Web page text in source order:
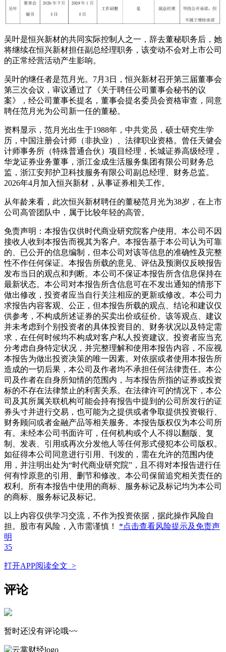
吴叶是恒兴新材的共同实际控制人之一，辞去董秘职务后，她
将继续在恒兴新材担任副总经理职务，该变动不会对上市公司
的正常经营活动产生影响。
吴叶的继任者是范月光。7月3日，恒兴新材召开第三届董事会
第三次会议，审议通过了《关于聘任公司董事会秘书的议
案》，经公司董事长提名，董事会提名委员会资格审查，同意
聘任范月光为公司新一任的董秘。
资料显示，范月光出生于1988年，中共党员，硕士研究生学
历，中国注册会计师（非执业）、法律职业资格。曾任天健会
计师事务所（特殊普通合伙）项目经理，长城证券高级经理，
华龙证券业务董事，浙江金成生活服务集团有限公司财务总
监，浙江安邦护卫科技服务有限公司副总经理、财务总监。
2026年4月加入恒兴新材，从事证券相关工作。
从年龄来看，此次恒兴新材聘任的董秘范月光为38岁，在上市
公司高管团队中，属于比较年轻的高管。
免责声明： 本报告仅供时代商业研究院客户使用。本公司不因
接收人收到本报告而视其为客户。本报告基于本公司认为可靠
的、已公开的信息编制，但本公司对该等信息的准确性及完整
性不作任何保证。本报告所载的意见、评估及预测仅反映报告
发布当日的观点和判断。本公司不保证本报告所含信息保持在
最新状态。本公司对本报告所含信息可在不发出通知的情形下
做出修改，投资者应当自行关注相应的更新或修改。本公司力
求报告内容客观、公正，但本报告所载的观点、结论和建议仅
供参考，不构成所述证券的买卖出价或征价。该等观点、建议
并未考虑到个别投资者的具体投资目的、财务状况以及特定需
求，在任何时候均不构成对客户私人投资建议。投资者应当充
分考虑自身特定状况，并完整理解和使用本报告内容，不应视
本报告为做出投资决策的唯一因素。对依据或者使用本报告所
造成的一切后果，本公司及作者均不承担任何法律责任。本公
司及作者在自身所知情的范围内，与本报告所指的证券或投资
标的不存在法律禁止的利害关系。在法律许可的情况下，本公
司及其所属关联机构可能会持有报告中提到的公司所发行的证
券头寸并进行交易，也可能为之提供或者争取提供投资银行、
财务顾问或者金融产品等相关服务。本报告版权仅为本公司所
有。未经本公司书面许可，任何机构或个人不得以翻版、复
制、发表、引用或再次分发他人等任何形式侵犯本公司版权。
如征得本公司同意进行引用、刊发的，需在允许的范围内使
用，并注明出处为“时代商业研究院”，且不得对本报告进行任
何有悖原意的引用、删节和修改。本公司保留追究相关责任的
权利。所有本报告中使用的商标、服务标记及标记均为本公司
的商标、服务标记及标记。
以上内容仅供学习交流，不作为投资依据，据此操作风险自
担。股市有风险，入市需谨慎！ *点击查看风险提示及免责声
明
35
打开APP阅读全文 >
评论
暂时还没有评论哦~~